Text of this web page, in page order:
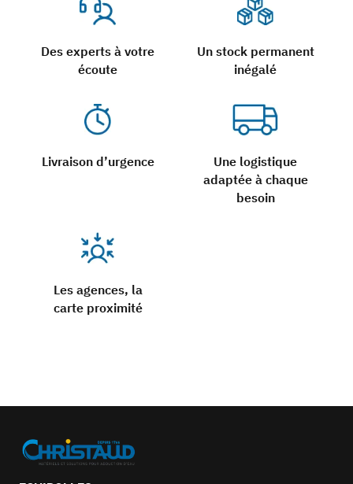
Des experts à votre
écoute
Un stock permanent
inégalé
Livraison d’urgence
Une logistique
adaptée à chaque
besoin
Les agences, la
carte proximité